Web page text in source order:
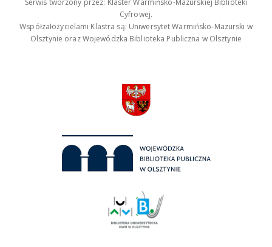
Serwis tworzony przez: Klaster Warmińsko-Mazurskiej Biblioteki
Cyfrowej.
Współzałożycielami Klastra są: Uniwersytet Warmińsko-Mazurski w
Olsztynie oraz Wojewódzka Biblioteka Publiczna w Olsztynie